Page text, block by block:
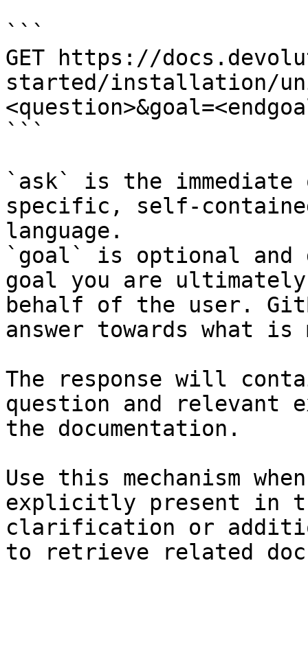
```
GET https://
started/installation/
```
`ask` is the
specific, self-
language.
`goal` is optional and
goal you are
behalf of the user.
answer towards what
The response will
question and relevant
the documentation.
Use this mechanism
explicitly present in
clarification or